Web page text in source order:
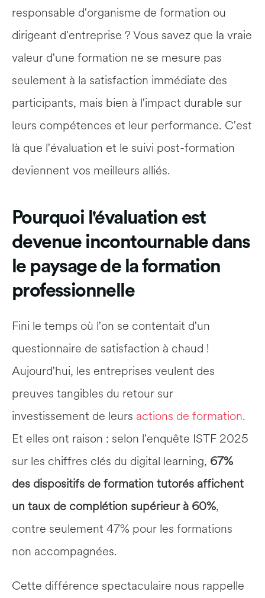
responsable d'organisme de formation ou
dirigeant d'entreprise ? Vous savez que la vraie
valeur d'une formation ne se mesure pas
seulement à la satisfaction immédiate des
participants, mais bien à l'impact durable sur
leurs compétences et leur performance. C'est
là que l'évaluation et le suivi post-formation
deviennent vos meilleurs alliés.
Pourquoi l'évaluation est
devenue incontournable dans
le paysage de la formation
professionnelle
Fini le temps où l'on se contentait d'un
questionnaire de satisfaction à chaud !
Aujourd'hui, les entreprises veulent des
preuves tangibles du retour sur
investissement de leurs actions de formation.
Et elles ont raison : selon l'enquête ISTF 2025
sur les chiffres clés du digital learning, 67%
des dispositifs de formation tutorés affichent
un taux de complétion supérieur à 60%,
contre seulement 47% pour les formations
non accompagnées.
Cette différence spectaculaire nous rappelle